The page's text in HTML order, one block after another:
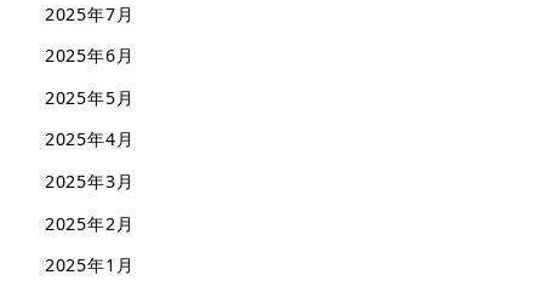
2025年7月
2025年6月
2025年5月
2025年4月
2025年3月
2025年2月
2025年1月